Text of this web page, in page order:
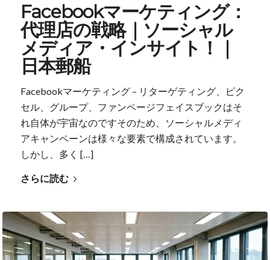
Facebookマーケティング：
代理店の戦略｜ソーシャル
メディア・インサイト！｜
日本郵船
Facebookマーケティング – リターゲティング、ピク
セル、グループ、ファンページフェイスブックはそ
れ自体が宇宙なのですそのため、ソーシャルメディ
アキャンペーンは様々な要素で構成されています。
しかし、多く […]
さらに読む